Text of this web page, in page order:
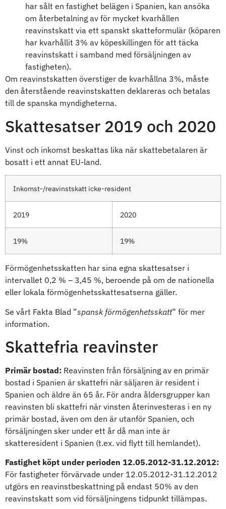
har sålt en fastighet belägen i Spanien, kan ansöka
om återbetalning av för mycket kvarhållen
reavinstskatt via ett spanskt skatteformulär (köparen
har kvarhållit 3% av köpeskillingen för att täcka
reavinstskatt i samband med försäljningen av
fastigheten).
Om reavinstskatten överstiger de kvarhållna 3%, måste
den återstående reavinstskatten deklareras och betalas
till de spanska myndigheterna.
Skattesatser 2019 och 2020
Vinst och inkomst beskattas lika när skattebetalaren är
bosatt i ett annat EU-land.
Inkomst-/reavinstskatt icke-resident
2019 2020
19% 19%
Förmögenhetsskatten har sina egna skattesatser i
intervallet 0,2 % – 3,45 %, beroende på om de nationella
eller lokala förmögenhetsskattesatserna gäller.
Se vårt Fakta Blad ”spansk förmögenhetsskatt” för mer
information.
Skattefria reavinster
Primär bostad: Reavinsten från försäljning av en primär
bostad i Spanien är skattefri när säljaren är resident i
Spanien och äldre än 65 år. För andra åldersgrupper kan
reavinsten bli skattefri när vinsten återinvesteras i en ny
primär bostad, även om den är utanför Spanien, och
försäljningen sker under ett år då man inte är
skatteresident i Spanien (t.ex. vid flytt till hemlandet).
Fastighet köpt under perioden 12.05.2012-31.12.2012:
För fastigheter förvärvade under 12.05.2012-31.12.2012
utgörs en reavinstbeskattning på endast 50% av den
reavinstskatt som vid försäljningens tidpunkt tillämpas.